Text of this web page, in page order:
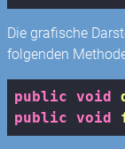
Die grafische
folgenden
public void
public void